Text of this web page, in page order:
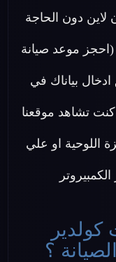
دون الحاجة
موعد صيانة
بياناك في
تشاهد موقعنا
اللوحية او علي
؟